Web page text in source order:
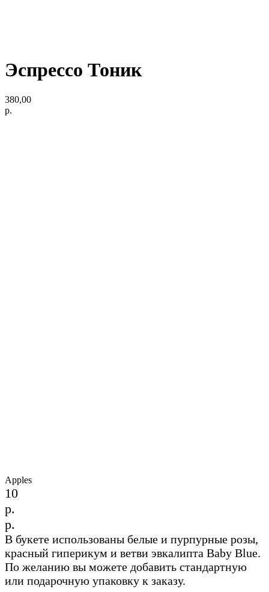
Эспрессо Тоник
380,00
р.
Apples
10
р.
р.
В букете использованы белые и пурпурные розы,
красный гиперикум и ветви эвкалипта Baby Blue.
По желанию вы можете добавить стандартную
или подарочную упаковку к заказу.